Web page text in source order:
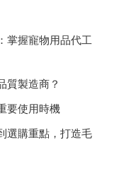
掌握寵物用品代工
質製造商？
要使用時機
選購重點，打造毛